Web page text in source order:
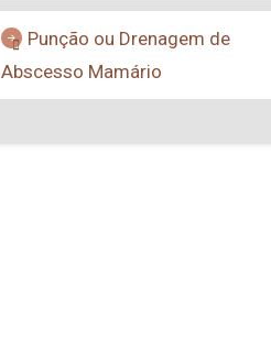
Punção ou Drenagem de
Abscesso Mamário